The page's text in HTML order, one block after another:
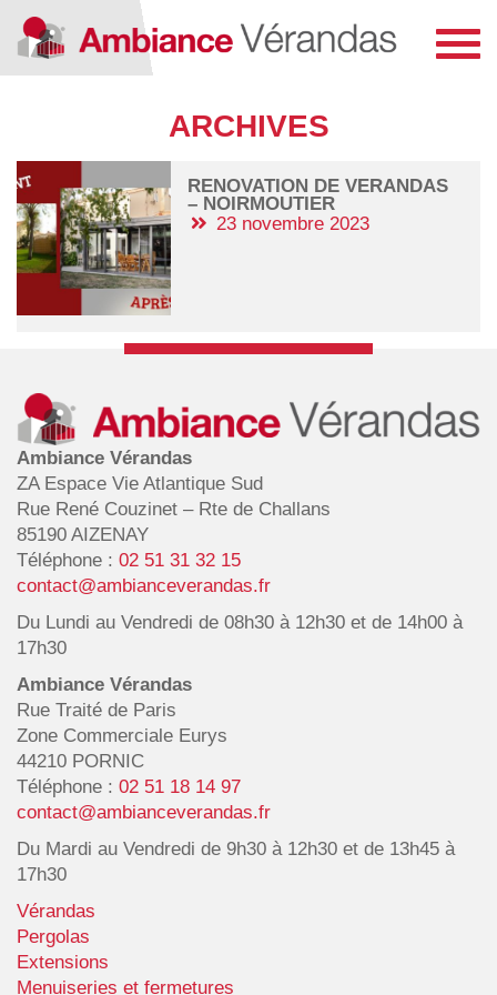
ARCHIVES
RENOVATION DE VERANDAS
– NOIRMOUTIER
23 novembre 2023
Ambiance Vérandas
ZA Espace Vie Atlantique Sud
Rue René Couzinet – Rte de Challans
85190 AIZENAY
Téléphone : 02 51 31 32 15
contact@ambianceverandas.fr
Du Lundi au Vendredi de 08h30 à 12h30 et de 14h00 à
17h30
Ambiance Vérandas
Rue Traité de Paris
Zone Commerciale Eurys
44210 PORNIC
Téléphone : 02 51 18 14 97
contact@ambianceverandas.fr
Du Mardi au Vendredi de 9h30 à 12h30 et de 13h45 à
17h30
Vérandas
Pergolas
Extensions
Menuiseries et fermetures